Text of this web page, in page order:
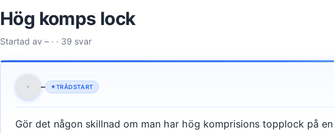
Hög komps lock
Startad av – · · 39 svar
· – TRÅDSTART
Gör det någon skillnad om man har hög komprisions topplock på